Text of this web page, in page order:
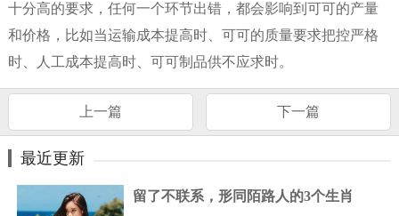
十分高的要求，任何一个环节出错，都会影响到可可的产量
和价格，比如当运输成本提高时、可可的质量要求把控严格
时、人工成本提高时、可可制品供不应求时。
上一篇 下一篇
最近更新
留了不联系，形同陌路人的3个生肖